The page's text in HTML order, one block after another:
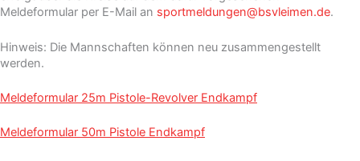
Meldeformular per E-Mail an sportmeldungen@bsvleimen.de.
Hinweis: Die Mannschaften können neu zusammengestellt
werden.
Meldeformular 25m Pistole-Revolver Endkampf
Meldeformular 50m Pistole Endkampf